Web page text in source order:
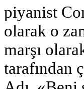
piyanist
olarak o
marşı
tarafından